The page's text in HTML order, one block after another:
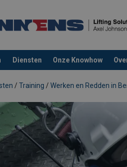
Diensten Onze Knowhow
aan uw offerte
/ Training / Werken en Redden in